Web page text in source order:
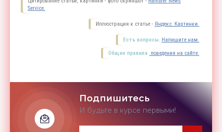
Service.
Иллюстрация к статье - Яндекс. Картинки.
Есть вопросы. Напишите нам.
Общие правила поведения на сайте.
Подпишитесь
И будьте в курсе первыми!